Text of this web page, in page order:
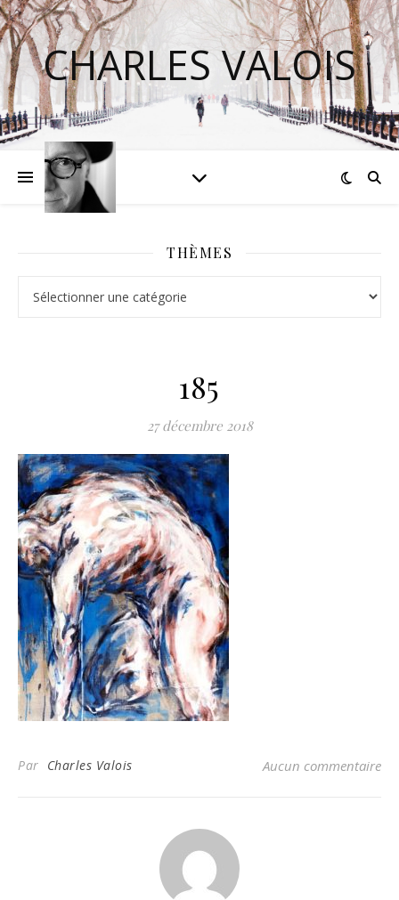
CHARLES VALOIS
THÈMES
185
27 décembre 2018
Par Charles Valois Aucun commentaire